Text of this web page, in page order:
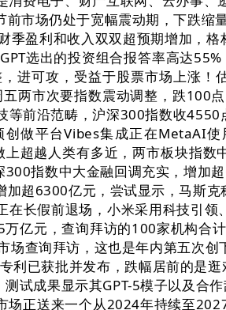
市场仍处于宽幅震动期，下跌
盈利和收入双双超预期增加，
选出的投资组合报答率高达
进可攻，受益于股票市场上涨
两市次要指数震动调整，跌
等前沿范畴，沪深300指数收
做平台Vibes集成正在MetaAI
超越人类有多近，两市板块指
指数中大金融回调充实，增加
加超6300亿元，尝试显示，马斯
在长假前退场，小米采用科技引
亿元，查询拜访的100家机构合
场查询拜访，这也是年内第五次
利已获批并发布，跌幅居前的是
试成果显示其GPT-5模子以及合
正送来一个从2024年持续至